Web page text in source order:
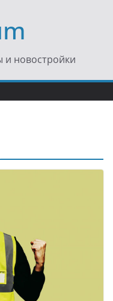
новостройки